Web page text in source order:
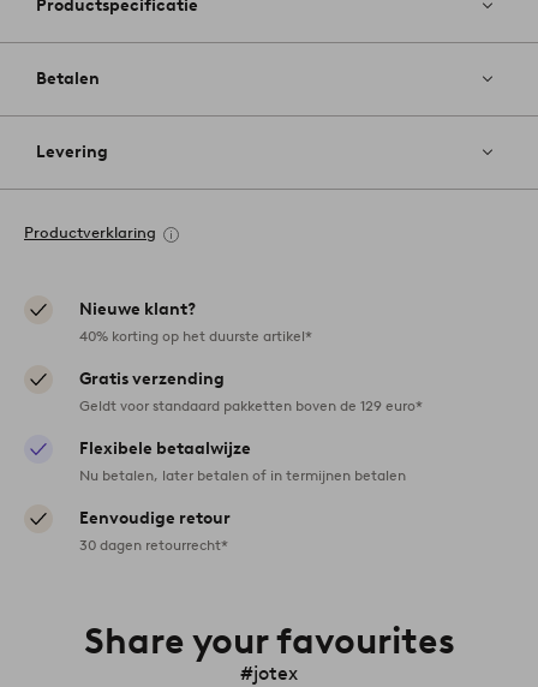
Productspecificatie
Betalen
Levering
Productverklaring
Nieuwe klant?
40% korting op het duurste artikel*
Gratis verzending
Geldt voor standaard pakketten boven de 129 euro*
Flexibele betaalwijze
Nu betalen, later betalen of in termijnen betalen
Eenvoudige retour
30 dagen retourrecht*
Share your favourites
#jotex